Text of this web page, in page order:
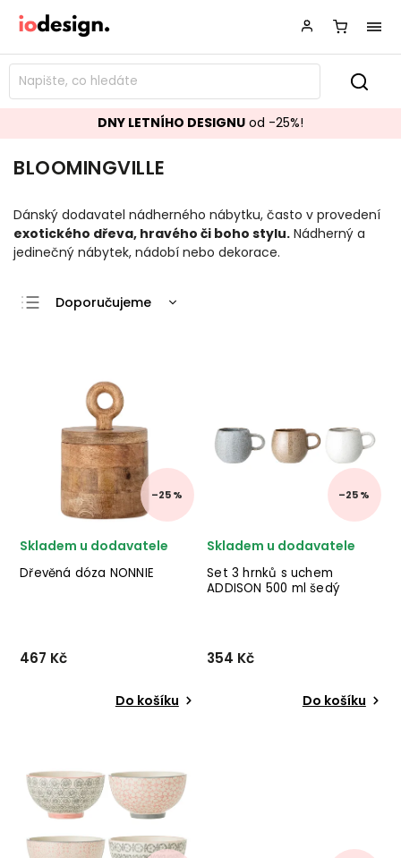
DNY LETNÍHO DESIGNU od -25%!
BLOOMINGVILLE
Dánský dodavatel nádherného nábytku, často v provedení
exotického dřeva, hravého či boho stylu. Nádherný a
jedinečný nábytek, nádobí nebo dekorace.
Doporučujeme
Nejprodávanější
Abecedně
–25 %
Dřevěná dóza NONNIE
Skladem u dodavatele
467 Kč
Do košíku
–25 %
Set 3 hrnků s uchem
ADDISON 500 ml šedý
Skladem u dodavatele
354 Kč
Do košíku